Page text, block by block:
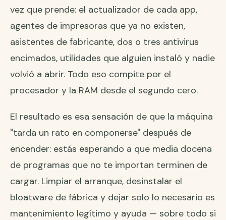
vez que prende: el actualizador de cada app,
agentes de impresoras que ya no existen,
asistentes de fabricante, dos o tres antivirus
encimados, utilidades que alguien instaló y nadie
volvió a abrir. Todo eso compite por el
procesador y la RAM desde el segundo cero.
El resultado es esa sensación de que la máquina
"tarda un rato en componerse" después de
encender: estás esperando a que media docena
de programas que no te importan terminen de
cargar. Limpiar el arranque, desinstalar el
bloatware de fábrica y dejar solo lo necesario es
mantenimiento legítimo y ayuda — sobre todo si